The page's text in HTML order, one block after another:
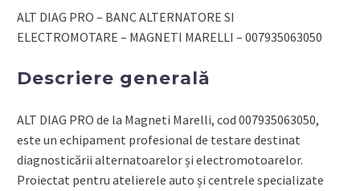
ALTERNATORE
SI
-
MAGNETI
ALT DIAG PRO – BANC ALTERNATORE SI
ELECTROMOTARE – MAGNETI MARELLI – 007935063050
Descriere generală
ALT DIAG PRO de la Magneti Marelli, cod 007935063050,
este un echipament profesional de testare destinat
diagnosticării alternatoarelor și electromotoarelor.
Proiectat pentru atelierele auto și centrele specializate